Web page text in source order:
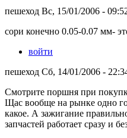
пешеход Вс, 15/01/2006 -
сори конечно 0.05-0.07 мм-
войти
пешеход Сб, 14/01/2006 -
Смотрите поршня при
Щас вообще на рынке одно
какое. А зажигание
запчастей работает сразу и